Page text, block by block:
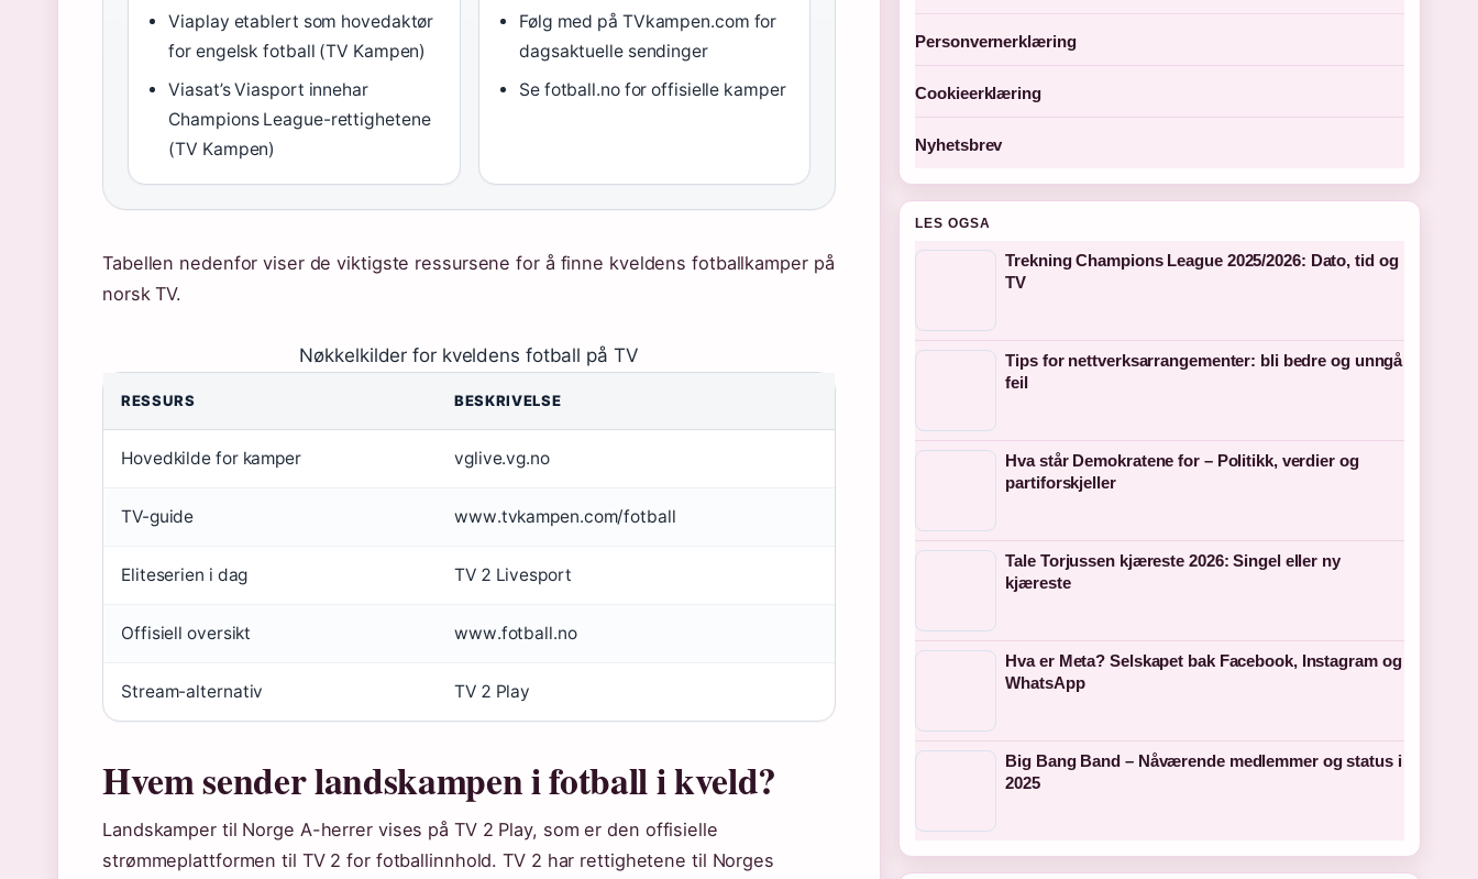
Viaplay etablert som hovedaktør
for engelsk fotball (TV Kampen)
Viasat’s Viasport innehar
Champions League-rettighetene
(TV Kampen)
Følg med på TVkampen.com for
dagsaktuelle sendinger
Se fotball.no for offisielle kamper
Tabellen nedenfor viser de viktigste ressursene for å finne kveldens fotballkamper på
norsk TV.
Nøkkelkilder for kveldens fotball på TV
RESSURS BESKRIVELSE
Hovedkilde for kamper vglive.vg.no
TV-guide www.tvkampen.com/fotball
Eliteserien i dag TV 2 Livesport
Offisiell oversikt www.fotball.no
Stream-alternativ TV 2 Play
Hvem sender landskampen i fotball i kveld?
Landskamper til Norge A-herrer vises på TV 2 Play, som er den offisielle
strømmeplattformen til TV 2 for fotballinnhold. TV 2 har rettighetene til Norges
Personvernerklæring
Cookieerklæring
Nyhetsbrev
LES OGSA
Trekning Champions League 2025/2026: Dato, tid og
TV
Tips for nettverksarrangementer: bli bedre og unngå
feil
Hva står Demokratene for – Politikk, verdier og
partiforskjeller
Tale Torjussen kjæreste 2026: Singel eller ny
kjæreste
Hva er Meta? Selskapet bak Facebook, Instagram og
WhatsApp
Big Bang Band – Nåværende medlemmer og status i
2025